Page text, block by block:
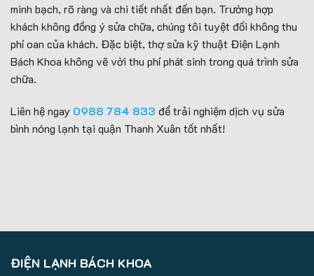
minh bạch, rõ ràng và chi tiết nhất đến bạn. Trường hợp
khách không đồng ý sửa chữa, chúng tôi tuyệt đối không thu
phí oan của khách. Đặc biệt, thợ sửa kỹ thuật Điện Lạnh
Bách Khoa không vẽ vời thu phí phát sinh trong quá trình sửa
chữa.
Liên hệ ngay 0988 784 833 để trải nghiệm dịch vụ sửa
bình nóng lạnh tại quận Thanh Xuân tốt nhất!
ĐIỆN LẠNH BÁCH KHOA